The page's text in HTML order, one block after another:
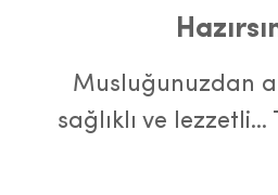
Musluğunuzdan
sağlıklı ve lezzetli…